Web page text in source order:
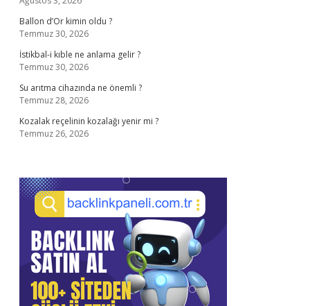
Ballon d’Or kimin oldu ?
Temmuz 30, 2026
İstikbal-i kıble ne anlama gelir ?
Temmuz 30, 2026
Su arıtma cihazında ne önemli ?
Temmuz 28, 2026
Kozalak reçelinin kozalağı yenir mi ?
Temmuz 26, 2026